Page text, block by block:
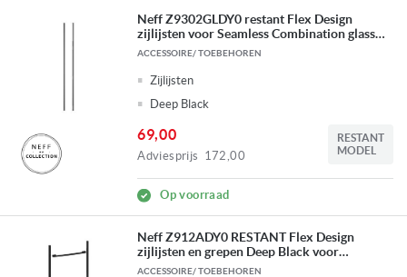
Neff Z9302GLDY0 restant Flex Design
zijlijsten voor Seamless Combination glass
downdraft + inductiekookplaat
ACCESSOIRE/ TOEBEHOREN
Zijlijsten
Deep Black
69,00
Adviesprijs 172,00
RESTANT
MODEL
Op voorraad
Neff Z912ADY0 RESTANT Flex Design
zijlijsten en grepen Deep Black voor
warmhoudlade 14 cm + bakoven 60 cm +
ACCESSOIRE/ TOEBEHOREN